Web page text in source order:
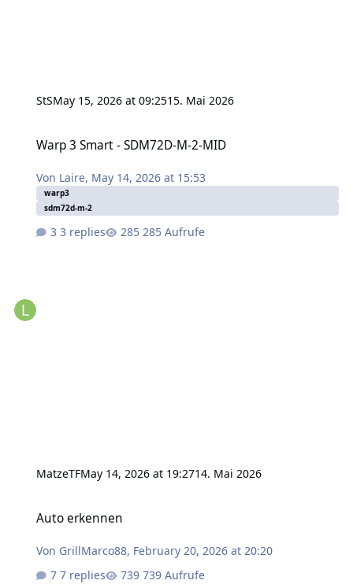
StSMay 15, 2026 at 09:2515. Mai 2026
Warp 3 Smart - SDM72D-M-2-MID
Von Laire, May 14, 2026 at 15:53
warp3
sdm72d-m-2
3 replies 285 Aufrufe
MatzeTFMay 14, 2026 at 19:2714. Mai 2026
Auto erkennen
Von GrillMarco88, February 20, 2026 at 20:20
7 replies
739 Aufrufe